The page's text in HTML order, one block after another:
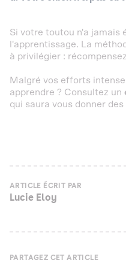
Si votre toutou n'a jamais
l'apprentissage. La
à privilégier :
Malgré vos efforts
apprendre ? Consultez un
qui saura vous donner
ARTICLE ÉCRIT PAR
Lucie Eloy
PARTAGEZ CET ARTICLE